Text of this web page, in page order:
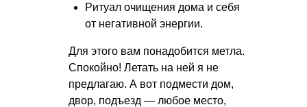
Ритуал очищения дома и себя
от негативной энергии.
Для этого вам понадобится метла.
Спокойно! Летать на ней я не
предлагаю. А вот подмести дом,
двор, подъезд — любое место,